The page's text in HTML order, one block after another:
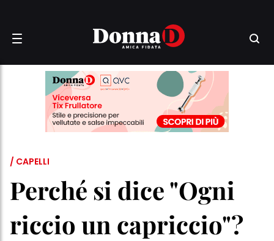
/ CAPELLI
Perché si dice "Ogni
riccio un capriccio"?